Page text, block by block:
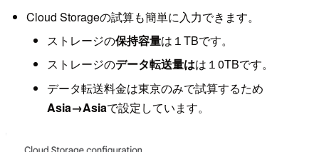
Cloud Storageの試算も簡単に入力できます。
ストレージの保持容量は１TBです。
ストレージのデータ転送量はは１0TBです。
データ転送料金は東京のみで試算するため
Asia→Asiaで設定しています。